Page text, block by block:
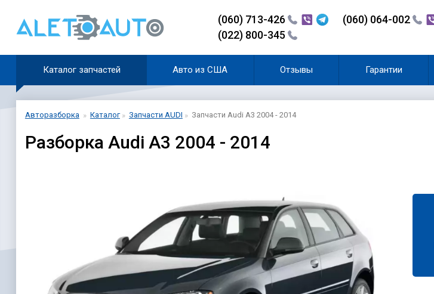
(060) 713-426 (060) 064-002
(022) 800-345
Каталог запчастей Авто из США Отзывы Гарантии
Авторазборка Каталог Запчасти AUDI Запчасти Audi A3 2004 - 2014
Разборка Audi A3 2004 - 2014